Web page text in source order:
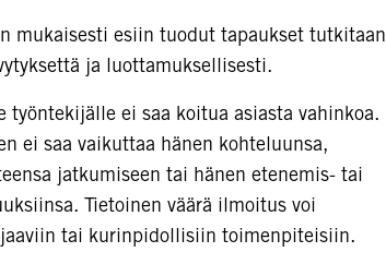
mukaisesti esiin tuodut tapaukset tutkitaan
ja luottamuksellisesti.
työntekijälle ei saa koitua asiasta vahinkoa.
ei saa vaikuttaa hänen kohteluunsa,
jatkumiseen tai hänen etenemis- tai
Tietoinen väärä ilmoitus voi
tai kurinpidollisiin toimenpiteisiin.